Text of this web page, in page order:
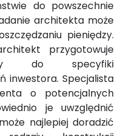
do powszechnie
architekta może
pieniędzy.
przygotowuje
do specyfiki
inwestora. Specjalista
o potencjalnych
je uwzględnić
najlepiej doradzić